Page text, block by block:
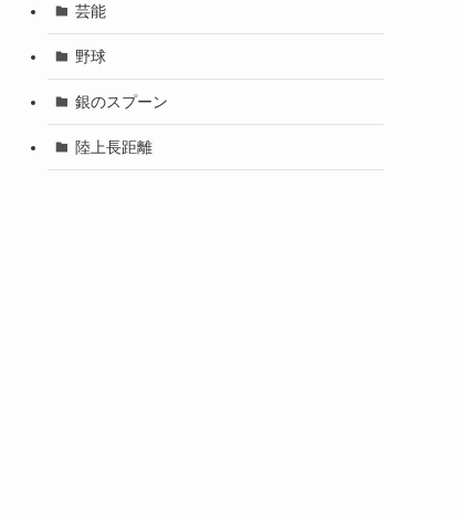
芸能
野球
銀のスプーン
陸上長距離